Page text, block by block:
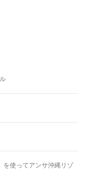
を使ってアンサ沖縄リゾ